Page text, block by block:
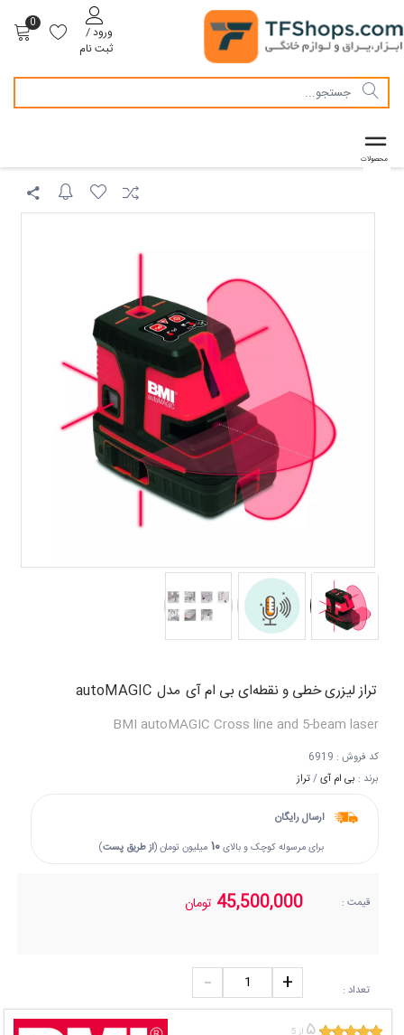
0
ورود /
ثبت نام
تراز لیزری خطی و نقطه‌ای بی ام آی مدل autoMAGIC
BMI autoMAGIC Cross line and 5-beam laser
کد فروش :
برند : بی ام آی/تراز
ارسال رایگان
برای مرسوله کوچک و بالای۱۰ میلیون تومان (از طریق پست)
قیمت : 45,500,000 تومان
تعداد :